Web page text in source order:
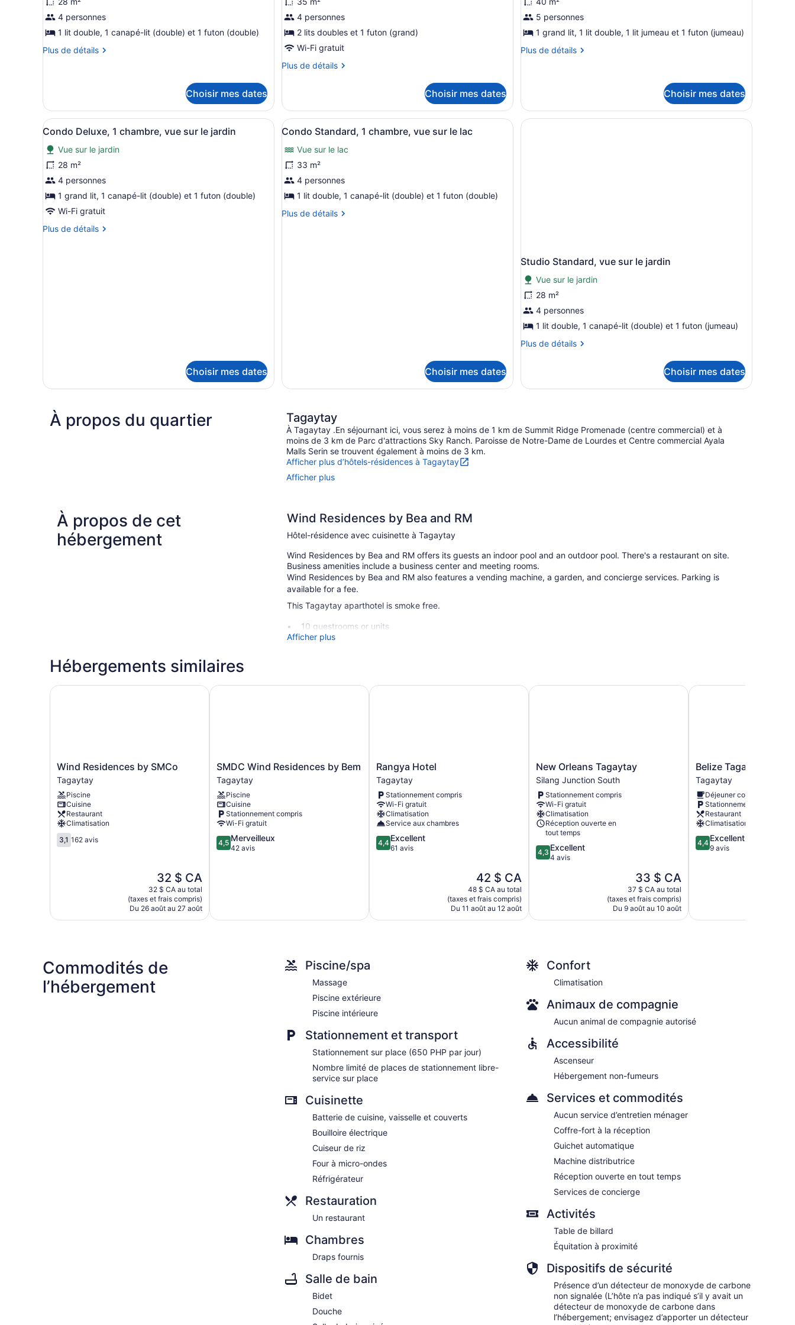
pour
ce
de
1
chambre,
vue
sur
le
jardin
4 personnes
1 lit double, 1 canapé-lit (double) et 1 futon (double)
Plus de détails
Plus
Standard,
chambre,
vue
sur
le
jardin
Choisir mes dates
pour
ce
type
chambre :
balcon,
vue
sur
le
lac
4 personnes
2 lits doubles et 1 futon (grand)
Wi-Fi gratuit
Plus de détails
Plus
Condo
familial,
balcon,
sur
le
lac
Choisir mes dates
pour
ce
de
Plusieurs
lits,
5 personnes
1 grand lit, 1 lit double, 1 lit jumeau et 1 futon (jumeau)
Plus de détails
Plus
Standard,
Plusieurs
lits,
Choisir mes dates
Afficher
toutes
les
photos
pour
ce
type
chambre :
Un lit bien fait, avec des draps blancs, deux oreillers bleu foncé et une serviette blanche pliée posée sur le lit.
10
Condo Deluxe, 1 chambre, vue sur le jardin
Vue sur le jardin
28 m²
4 personnes
1 grand lit, 1 canapé-lit (double) et 1 futon (double)
Wi-Fi gratuit
Plus de détails
Plus
Choisir mes dates
Afficher
toutes
les
photos
pour
ce
de
1
Condo Standard, 1 chambre, vue sur le lac
Vue sur le lac
33 m²
4 personnes
1 lit double, 1 canapé-lit (double) et 1 futon (double)
Plus de détails
Plus
Choisir mes dates
Studio Standard, vue sur le jardin
Vue sur le jardin
28 m²
4 personnes
1 lit double, 1 canapé-lit (double) et 1 futon (jumeau)
Plus de détails
Plus
Studio
le
jardin
Choisir mes dates
À propos du quartier Tagaytay
À Tagaytay .En séjournant ici, vous serez à moins de 1 km de Summit Ridge Promenade (centre commercial) et à
moins de 3 km de Parc d'attractions Sky Ranch. Paroisse de Notre-Dame de Lourdes et Centre commercial Ayala
Malls Serin se trouvent également à moins de 3 km.
Afficher plus d’hôtels-résidences à Tagaytay
Afficher plus
À propos de cet
hébergement
Wind Residences by Bea and RM
Hôtel-résidence avec cuisinette à Tagaytay
Wind Residences by Bea and RM offers its guests an indoor pool and an outdoor pool. There's a restaurant on site.
Business amenities include a business center and meeting rooms.
Wind Residences by Bea and RM also features a vending machine, a garden, and concierge services. Parking is
available for a fee.
This Tagaytay aparthotel is smoke free.
10 guestrooms or units
Meeting rooms
Self-service laundry
Garden
No smoking on site
Wind Residences by Bea and RM possède 10 climatisées dotées de : cuiseur à riz. La cuisinette est pourvue de :
Afficher plus
Hébergements similaires
Wind
Residences
by
SMCo
Tagaytay
Wind Residences by SMCo
Tagaytay
Piscine
Cuisine
Restaurant
Climatisation
3.1
sur
3,1 162 avis
Le
prix
est
de
32 $ CA
32 $ CA
32 $ CA au total
(taxes et frais compris)
Du 26 août au 27 août
Wind Residences by SMCo
SMDC
Wind
Residences
by
Bem
Tagaytay
SMDC Wind Residences by Bem
Tagaytay
Piscine
Cuisine
Stationnement compris
Wi-Fi gratuit
4.5
sur
4,5 Merveilleux
42 avis
SMDC Wind Residences by Bem
Rangya
Hotel
Tagaytay
Rangya Hotel
Tagaytay
Stationnement compris
Wi-Fi gratuit
Climatisation
Service aux chambres
4.4
sur
4,4 Excellent
61 avis
Le
prix
est
de
42 $ CA
42 $ CA
48 $ CA au total
(taxes et frais compris)
Du 11 août au 12 août
Rangya Hotel
New
Orleans
Tagaytay
Silang
Junction
South
New Orleans Tagaytay
Silang Junction South
Stationnement compris
Wi-Fi gratuit
Climatisation
Réception ouverte en
tout temps
4.3
sur
4,3 Excellent
4 avis
Le
prix
est
de
33 $ CA
33 $ CA
37 $ CA au total
(taxes et frais compris)
Du 9 août au 10 août
New Orleans Tagaytay
Belize
Tagaytay
Tagaytay
Belize Tagaytay
Tagaytay
Déjeuner compris
Stationnement compris
Restaurant
Climatisation
4.4
sur
4,4 Excellent
9 avis
Belize Tagaytay
Commodités de
l’hébergement
Piscine/spa
Massage
Piscine extérieure
Piscine intérieure
Stationnement et transport
Stationnement sur place (650 PHP par jour)
Nombre limité de places de stationnement libre-
service sur place
Cuisinette
Batterie de cuisine, vaisselle et couverts
Bouilloire électrique
Cuiseur de riz
Four à micro-ondes
Réfrigérateur
Restauration
Un restaurant
Chambres
Draps fournis
Salle de bain
Bidet
Douche
Confort
Climatisation
Animaux de compagnie
Aucun animal de compagnie autorisé
Accessibilité
Ascenseur
Hébergement non-fumeurs
Services et commodités
Aucun service d’entretien ménager
Coffre-fort à la réception
Guichet automatique
Machine distributrice
Réception ouverte en tout temps
Services de concierge
Activités
Table de billard
Équitation à proximité
Dispositifs de sécurité
Présence d’un détecteur de monoxyde de carbone
non signalée (L’hôte n’a pas indiqué s’il y avait un
détecteur de monoxyde de carbone dans
l’hébergement; envisagez d’apporter un détecteur